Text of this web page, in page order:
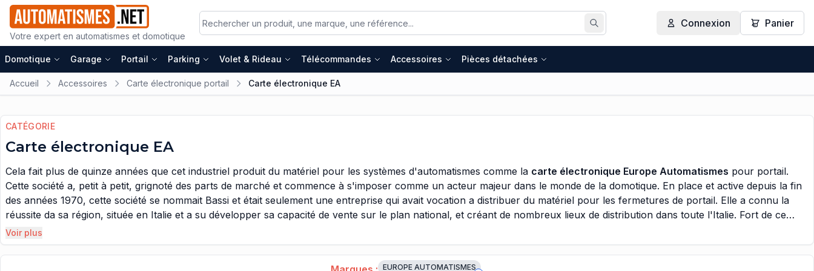
Votre expert en automatismes et domotique
Rechercher
Connexion Panier
Domotique Garage Portail Parking Volet & Rideau Télécommandes Accessoires Pièces détachées
Accueil Accessoires Carte électronique portail Carte électronique EA
CATÉGORIE
Carte électronique EA
Cela fait plus de quinze années que cet industriel produit du matériel pour les systèmes d'automatismes comme la carte électronique Europe Automatismes pour portail.
Cette société a, petit à petit, grignoté des parts de marché et commence à s'imposer comme un acteur majeur dans le monde de la domotique. En place et active depuis la fin
des années 1970, cette société se nommait Bassi et était seulement une entreprise qui avait vocation a distribuer du matériel pour les fermetures de portail. Elle a connu la
réussite da sa région, située en Italie et a su développer sa capacité de vente sur le plan national, et créant de nombreux lieux de distribution dans toute l'Italie. Fort de ce
succès, l'entreprise Bassi a voulu passer à l'étape supérieure et se lancer directement dans la fabrication plutôt que dans la distribution, et créer une nouvelle marque pour
cette occasion que l'on nomme aujourd'hui "EA". C'est d'ailleurs sous ce label que les cartes électroniques Europe Automatismes sont fabriquées.
Voir plus
EUROPE AUTOMATISMES